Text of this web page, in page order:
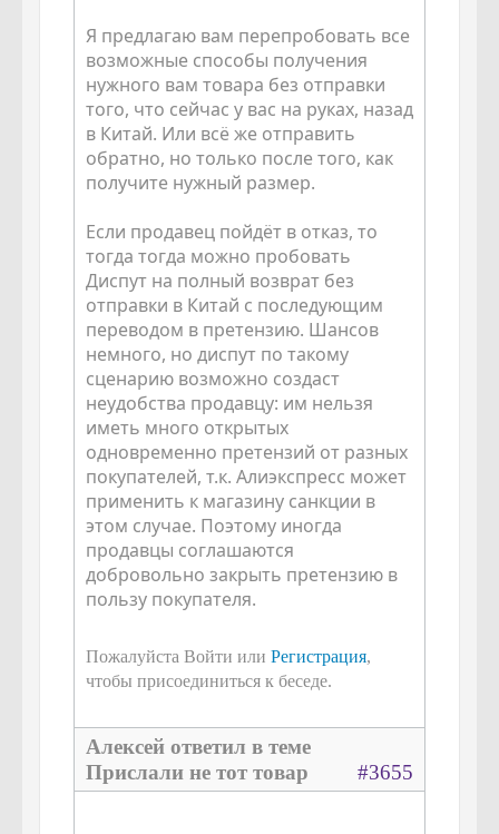
Я предлагаю вам перепробовать все
возможные способы получения
нужного вам товара без отправки
того, что сейчас у вас на руках, назад
в Китай. Или всё же отправить
обратно, но только после того, как
получите нужный размер.
Если продавец пойдёт в отказ, то
тогда тогда можно пробовать
Диспут на полный возврат без
отправки в Китай с последующим
переводом в претензию. Шансов
немного, но диспут по такому
сценарию возможно создаст
неудобства продавцу: им нельзя
иметь много открытых
одновременно претензий от разных
покупателей, т.к. Алиэкспресс может
применить к магазину санкции в
этом случае. Поэтому иногда
продавцы соглашаются
добровольно закрыть претензию в
пользу покупателя.
Пожалуйста Войти или Регистрация,
чтобы присоединиться к беседе.
Алексей ответил в теме
Прислали не тот товар
#3655